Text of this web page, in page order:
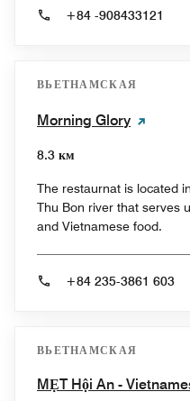
+84 -908433121
ВЬЕТНАМСКАЯ
Morning Glory
8.3 км
The restaurnat is located
Thu Bon river that serves
and Vietnamese food.
+84 235-3861 603
ВЬЕТНАМСКАЯ
MẸT Hội An -